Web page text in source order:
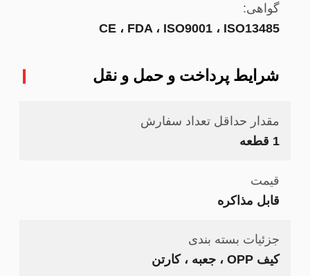
گواهی:
CE ، FDA ، ISO9001 ، ISO13485
شرایط پرداخت و حمل و نقل
مقدار حداقل تعداد سفارش
1 قطعه
قیمت
قابل مذاکره
جزئیات بسته بندی
کیف OPP ، جعبه ، کارتن